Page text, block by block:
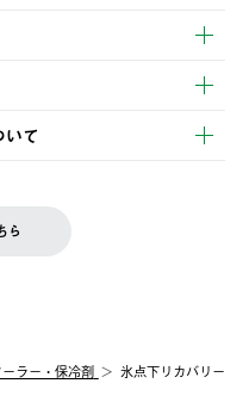
だけます。
に商品を発送いたします。
曜日以降のご注文は週明け
客様ご負担とさせていただ
希望商品を再注文してくだ
て
イページ内 購入履歴画面に
ら
ラー・保冷剤 氷点下リカバリー